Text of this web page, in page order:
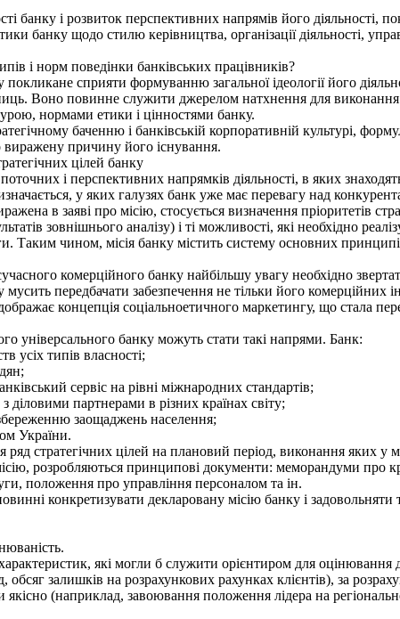
банку і розви­ток перспективних напрямів його діяльності,
банку щодо стилю керівництва, організації діяльності,
і норм пове­дінки банківських працівників?
сприя­ти формуванню загальної ідеології його
Воно повинне служити джерелом натхнення для
нормами етики і цінностями банку.
баченню і банківській корпоративній культурі,
виражену причину його існування.
цілей банку
і перспек­тивних напрямків діяльності, в яких
у яких галузях банк уже має пе­ревагу над
в заяві про місію, стосується визначення пріоритетів
зовнішнього аналі­зу) і ті можливості, які необхідно
Таким чином, місія банку містить систему основ­них
комер­ційного банку найбільшу увагу необхідно
передбачати забезпечення не тільки його комерційних
концепція соціальноетичного маркетингу, що стала
універсального банку можуть стати такі напрями. Банк:
усіх типів влас­ності;
сервіс на рівні міжнародних стандартів;
діловими парт­нерами в різних країнах світу;
заоща­джень населення;
України.
ряд стратегічних цілей на плановий період, виконання
розробляються принципові документи: ме­морандуми про
положення про управління персоналом та ін.
конкре­тизувати декларовану місію банку і задовольняти
які могли б служити орієнтиром для
залишків на розрахункових рахунках клієнтів), за
якісно (наприклад, завоювання положення лідера на